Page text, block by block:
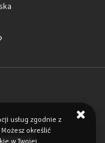
usług zgodnie z
Możesz określić